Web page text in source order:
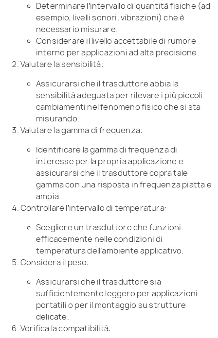
Determinare l’intervallo di quantità fisiche (ad
esempio, livelli sonori, vibrazioni) che è
necessario misurare.
Considerare il livello accettabile di rumore
interno per applicazioni ad alta precisione.
Valutare la sensibilità:
Assicurarsi che il trasduttore abbia la
sensibilità adeguata per rilevare i più piccoli
cambiamenti nel fenomeno fisico che si sta
misurando.
Valutare la gamma di frequenza:
Identificare la gamma di frequenza di
interesse per la propria applicazione e
assicurarsi che il trasduttore copra tale
gamma con una risposta in frequenza piatta e
ampia.
Controllare l’intervallo di temperatura:
Scegliere un trasduttore che funzioni
efficacemente nelle condizioni di
temperatura dell’ambiente applicativo.
Considera il peso:
Assicurarsi che il trasduttore sia
sufficientemente leggero per applicazioni
portatili o per il montaggio su strutture
delicate.
Verifica la compatibilità: